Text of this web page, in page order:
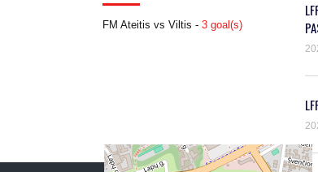
FM Ateitis vs Viltis -3 goal(s)